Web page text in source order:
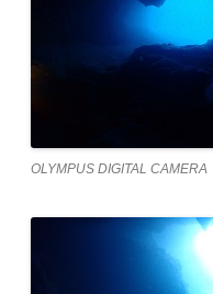
OLYMPUS DIGITAL CAMERA